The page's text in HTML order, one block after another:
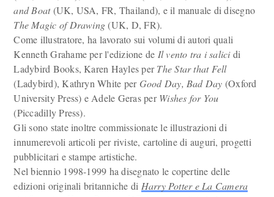
and Boat(UK, USA, FR, Thailand), e il manuale di disegno
The Magic of Drawing(UK, D, FR).
Come illustratore, ha lavorato sui volumi di autori quali
Kenneth Grahame per l'edizione de Il vento tra i salicidi
Ladybird Books, Karen Hayles perThe Star that Fell
(Ladybird), Kathryn White per Good Day, Bad Day (Oxford
University Press) e Adele Geras perWishes for You
(Piccadilly Press).
Gli sono state inoltre commissionate le illustrazioni di
innumerevoli articoli per riviste, cartoline di auguri, progetti
pubblicitari e stampe artistiche.
Nel biennio 1998-1999 ha disegnato le copertine delle
edizioni originali britanniche di Harry Potter e La Camera